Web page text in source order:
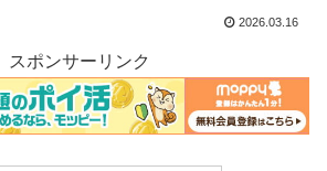
2026.03.16
スポンサーリンク